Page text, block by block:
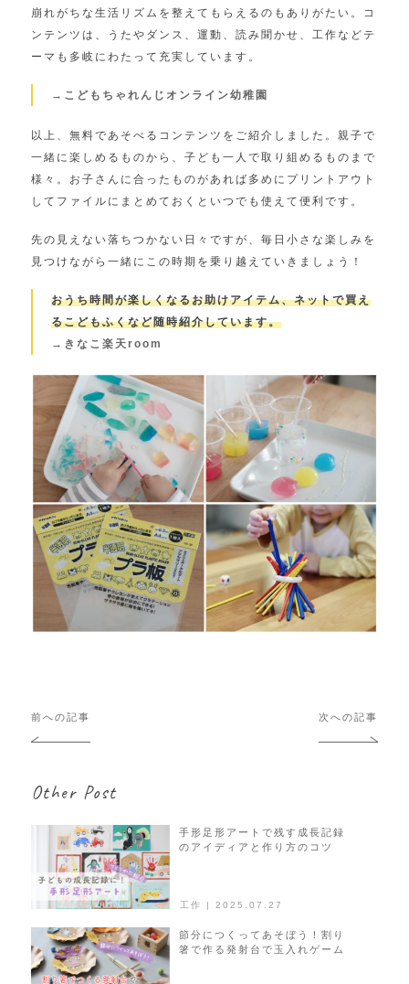
崩れがちな生活リズムを整えてもらえるのもありがたい。コ
ンテンツは、うたやダンス、運動、読み聞かせ、工作などテ
ーマも多岐にわたって充実しています。
→こどもちゃれんじオンライン幼稚園
以上、無料であそべるコンテンツをご紹介しました。親子で
一緒に楽しめるものから、子ども一人で取り組めるものまで
様々。お子さんに合ったものがあれば多めにプリントアウト
してファイルにまとめておくといつでも使えて便利です。
先の見えない落ちつかない日々ですが、毎日小さな楽しみを
見つけながら一緒にこの時期を乗り越えていきましょう！
おうち時間が楽しくなるお助けアイテム、ネットで買え
るこどもふくなど随時紹介しています。
→きなこ楽天room
投
稿
ゲ
前への記事 次への記事
Other Post
工作 | 2025.07.27
手形足形アートで残す成長記録
のアイディアと作り方のコツ
節分につくってあそぼう！割り
箸で作る発射台で玉入れゲーム